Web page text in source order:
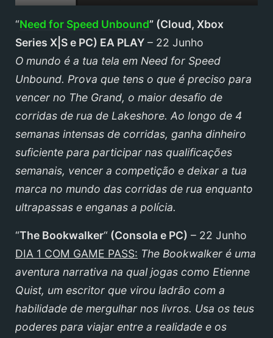
“Need for Speed Unbound” (Cloud, Xbox
Series X|S e PC) EA PLAY – 22 Junho
O mundo é a tua tela em Need for Speed
Unbound. Prova que tens o que é preciso para
vencer no The Grand, o maior desafio de
corridas de rua de Lakeshore. Ao longo de 4
semanas intensas de corridas, ganha dinheiro
suficiente para participar nas qualificações
semanais, vencer a competição e deixar a tua
marca no mundo das corridas de rua enquanto
ultrapassas e enganas a polícia.
“The Bookwalker“ (Consola e PC) – 22 Junho
DIA 1 COM GAME PASS: The Bookwalker é uma
aventura narrativa na qual jogas como Etienne
Quist, um escritor que virou ladrão com a
habilidade de mergulhar nos livros. Usa os teus
poderes para viajar entre a realidade e os